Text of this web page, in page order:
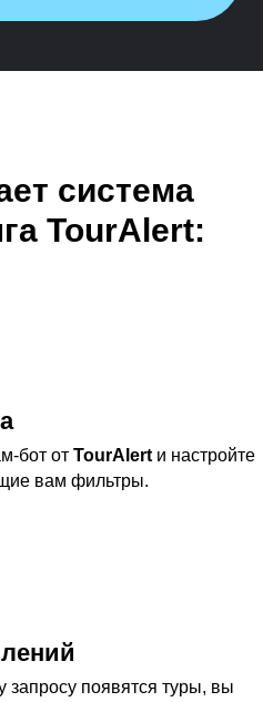
система
TourAlert:
бот от TourAlert и настройте
вам фильтры.
запросу появятся туры, вы